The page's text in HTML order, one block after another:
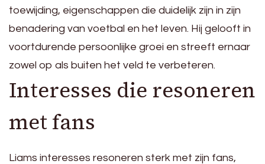
toewijding, eigenschappen die duidelijk zijn in zijn
benadering van voetbal en het leven. Hij gelooft in
voortdurende persoonlijke groei en streeft ernaar
zowel op als buiten het veld te verbeteren.
Interesses die resoneren
met fans
Liams interesses resoneren sterk met zijn fans,